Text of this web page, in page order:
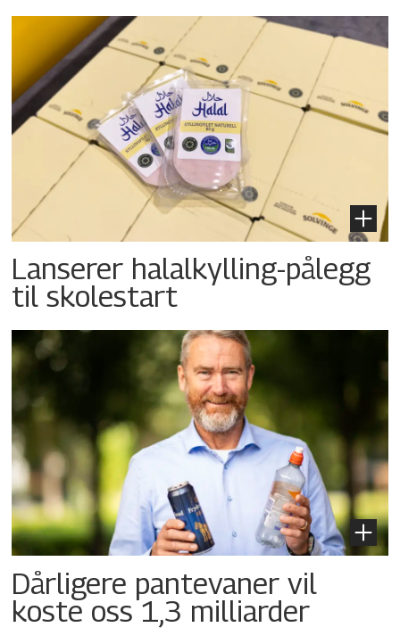
Lanserer halalkylling-­pålegg
til skolestart
Dårligere pantevaner vil
koste oss 1,3 milliarder